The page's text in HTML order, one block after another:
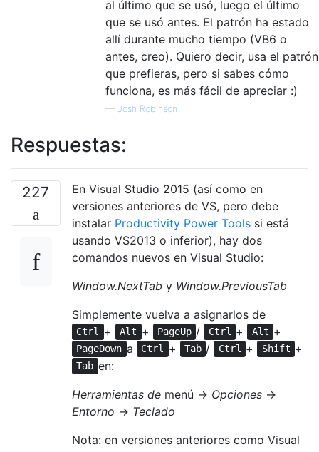
al último que se usó, luego el último
que se usó antes. El patrón ha estado
allí durante mucho tiempo (VB6 o
antes, creo). Quiero decir, usa el patrón
que prefieras, pero si sabes cómo
funciona, es más fácil de apreciar :)
— Josh Robinson
Respuestas:
227
En Visual Studio 2015 (así como en
versiones anteriores de VS, pero debe
instalar Productivity Power Tools si está
usando VS2013 o inferior), hay dos
comandos nuevos en Visual Studio:
Window.NextTab y Window.PreviousTab
Simplemente vuelva a asignarlos de
Ctrl + Alt + PageUp / Ctrl + Alt +
PageDown a Ctrl + Tab / Ctrl + Shift +
Tab en:
Herramientas de menú -> Opciones ->
Entorno -> Teclado
Nota: en versiones anteriores como Visual